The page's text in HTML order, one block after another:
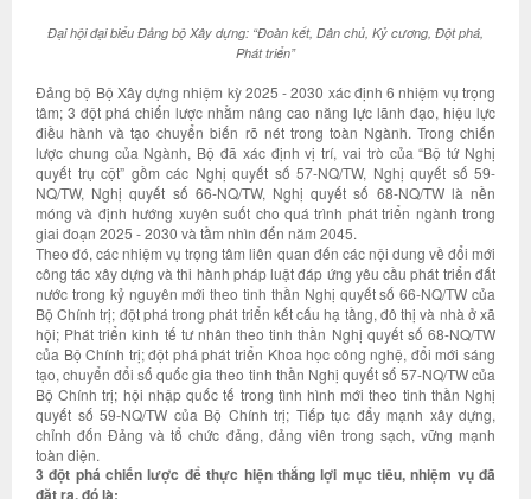
Đại hội đại biểu Đảng bộ Xây dựng: “Đoàn kết, Dân chủ, Kỷ cương, Đột phá,
Phát triển”
Đảng bộ Bộ Xây dựng nhiệm kỳ 2025 - 2030 xác định 6 nhiệm vụ trọng
tâm; 3 đột phá chiến lược nhằm nâng cao năng lực lãnh đạo, hiệu lực
điều hành và tạo chuyển biến rõ nét trong toàn Ngành. Trong chiến
lược chung của Ngành, Bộ đã xác định vị trí, vai trò của “Bộ tứ Nghị
quyết trụ cột” gồm các Nghị quyết số 57-NQ/TW, Nghị quyết số 59-
NQ/TW, Nghị quyết số 66-NQ/TW, Nghị quyết số 68-NQ/TW là nền
móng và định hướng xuyên suốt cho quá trình phát triển ngành trong
giai đoạn 2025 - 2030 và tầm nhìn đến năm 2045.
Theo đó, các nhiệm vụ trọng tâm liên quan đến các nội dung về đổi mới
công tác xây dựng và thi hành pháp luật đáp ứng yêu cầu phát triển đất
nước trong kỷ nguyên mới theo tinh thần Nghị quyết số 66-NQ/TW của
Bộ Chính trị; đột phá trong phát triển kết cấu hạ tầng, đô thị và nhà ở xã
hội; Phát triển kinh tế tư nhân theo tinh thần Nghị quyết số 68-NQ/TW
của Bộ Chính trị; đột phá phát triển Khoa học công nghệ, đổi mới sáng
tạo, chuyển đổi số quốc gia theo tinh thần Nghị quyết số 57-NQ/TW của
Bộ Chính trị; hội nhập quốc tế trong tình hình mới theo tinh thần Nghị
quyết số 59-NQ/TW của Bộ Chính trị; Tiếp tục đẩy mạnh xây dựng,
chỉnh đốn Đảng và tổ chức đảng, đảng viên trong sạch, vững mạnh
toàn diện.
3 đột phá chiến lược để thực hiện thắng lợi mục tiêu, nhiệm vụ đã
đặt ra, đó là: